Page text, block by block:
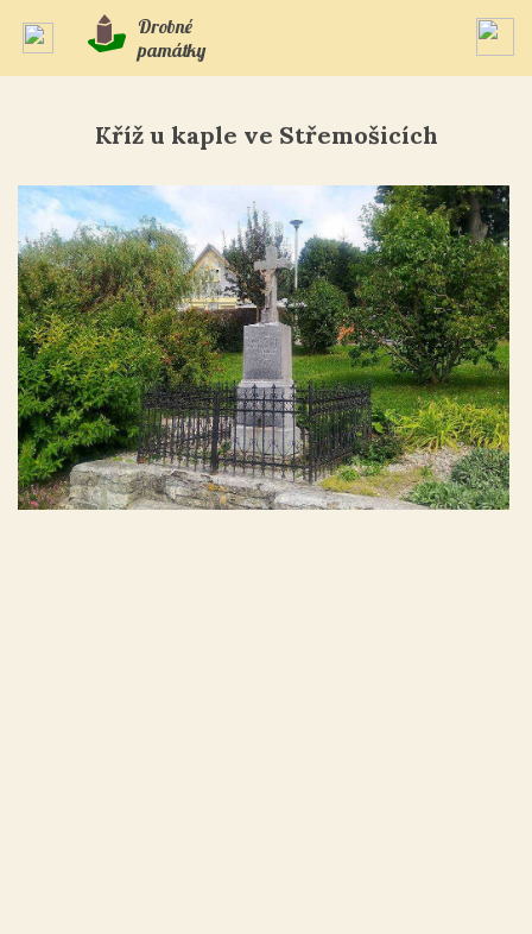
Drobné
památky
Kříž u kaple ve Střemošicích